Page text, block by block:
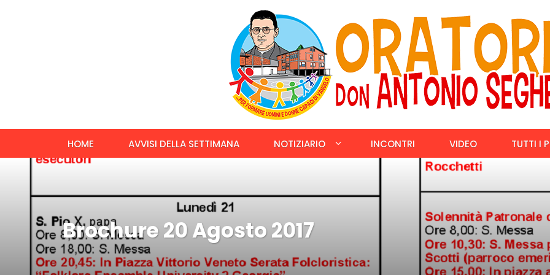
HOME AVVISI DELLA SETTIMANA NOTIZIARIO INCONTRI VIDEO TUTTI I
Brochure 20 Agosto 2017